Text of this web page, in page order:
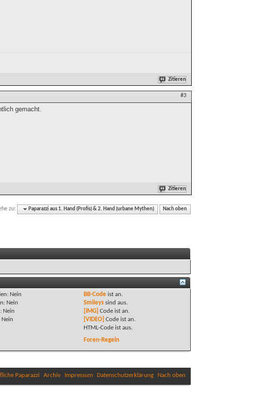
Zitieren
#3
gemacht.
Zitieren
zu: Paparazzi aus 1. Hand (Profis) & 2. Hand (urbane Mythen) Nach oben
Nein
Nein
Nein
Nein
BB-Codeist an.
Smileyssind aus.
[IMG] Code ist an.
[VIDEO] Code ist an.
HTML-Code ist aus.
Foren-Regeln
Paparazzi Archiv Impressum Datenschutzerklärung Nach oben